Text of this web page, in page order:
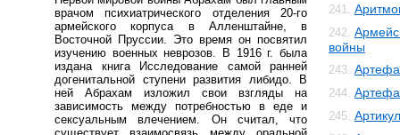
врачом психиатрического отделения 20-го
армейского корпуса в Алленштайне, в
Восточной Пруссии. Это время он посвятил
изучению военных неврозов. В 1916 г. была
издана книга Исследование самой ранней
догенитальной ступени развития либидо. В
ней Абрахам изложил свои взгляды на
зависимость между потребностью в еде и
сексуальным влечением. Он считал, что
241.
242.
войны
243.
244.
245.